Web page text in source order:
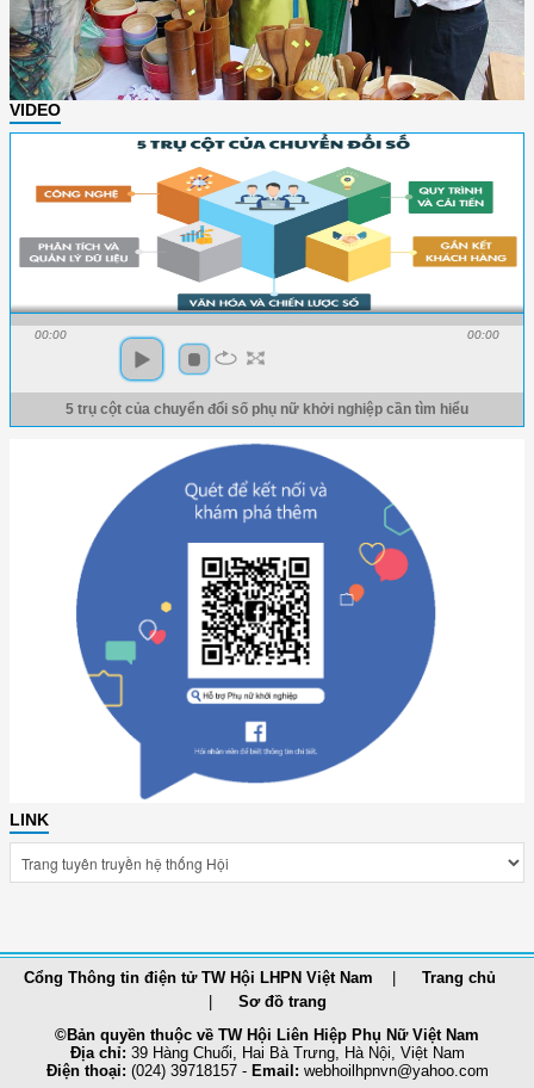
VIDEO
00:00 00:00
5 trụ cột của chuyển đổi số phụ nữ khởi nghiệp cần tìm hiểu
LINK
Cổng Thông tin điện tử TW Hội LHPN Việt Nam
Trang chủ
Sơ đồ trang
©Bản quyền thuộc về TW Hội Liên Hiệp Phụ Nữ Việt Nam
Địa chỉ: 39 Hàng Chuối, Hai Bà Trưng, Hà Nội, Việt Nam
Điện thoại: (024) 39718157 - Email: webhoilhpnvn@yahoo.com